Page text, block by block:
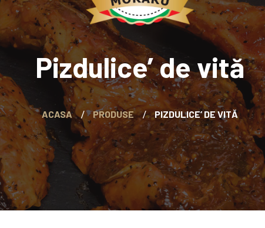
Pizdulice’ de vită
ACASA PRODUSE PIZDULICE’ DE VITĂ